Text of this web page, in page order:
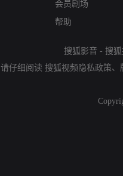
会员剧场
帮助
搜狐影音 - 搜
请仔细阅读 搜狐视频隐私政策、